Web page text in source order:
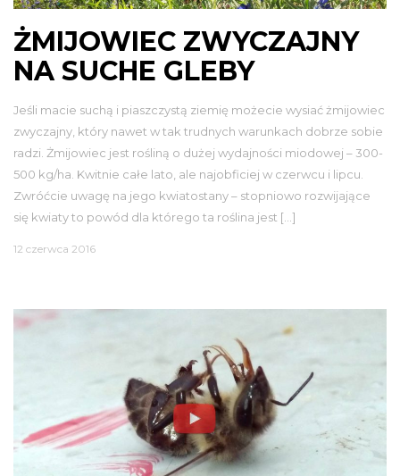
ŻMIJOWIEC ZWYCZAJNY
NA SUCHE GLEBY
Jeśli macie suchą i piaszczystą ziemię możecie wysiać żmijowiec
zwyczajny, który nawet w tak trudnych warunkach dobrze sobie
radzi. Żmijowiec jest rośliną o dużej wydajności miodowej – 300-
500 kg/ha. Kwitnie całe lato, ale najobficiej w czerwcu i lipcu.
Zwróćcie uwagę na jego kwiatostany – stopniowo rozwijające
się kwiaty to powód dla którego ta roślina jest […]
12 czerwca 2016